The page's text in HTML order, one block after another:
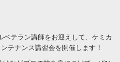
ベテラン講師をお迎えして、ケミカ
テナンス講習会を開催します！